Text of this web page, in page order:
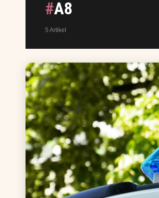
#A8
5 Artikel